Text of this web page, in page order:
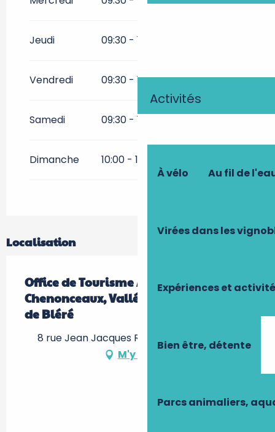
Activités
À vélo Au fil de
Virées dans les
Expériences et
Bien être, détente
Parcs animaliers,
Jeudi 09:30 - 13:00
Vendredi 09:30 - 13:00 14:00 - 17:00
Samedi 09:30 - 13:00
Dimanche 10:00 - 12:30
Localisation
Office de Tourisme Autour de
Chenonceaux, Vallée du Cher Bureau
de Bléré
8 rue Jean Jacques Rousseau, 37150 Bléré
M'y rendre